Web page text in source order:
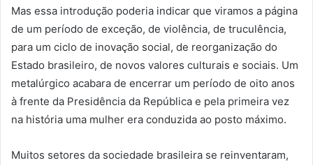
Mas essa introdução poderia indicar que viramos a página
de um período de exceção, de violência, de truculência,
para um ciclo de inovação social, de reorganização do
Estado brasileiro, de novos valores culturais e sociais. Um
metalúrgico acabara de encerrar um período de oito anos
à frente da Presidência da República e pela primeira vez
na história uma mulher era conduzida ao posto máximo.
Muitos setores da sociedade brasileira se reinventaram,